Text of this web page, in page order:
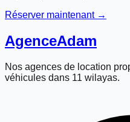
Réserver maintenant →
AgenceAdam
Nos agences de location
véhicules dans 11 wilayas.